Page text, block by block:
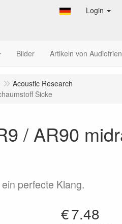
Login
Bilder Artikeln von
Acoustic Research
Sicke
/ AR90
perfecte Klang.
€7.48